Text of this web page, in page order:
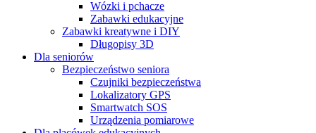
Wózki i pchacze
Zabawki edukacyjne
Zabawki kreatywne i DIY
Długopisy 3D
Dla seniorów
Bezpieczeństwo seniora
Czujniki bezpieczeństwa
Lokalizatory GPS
Smartwatch SOS
Urządzenia pomiarowe